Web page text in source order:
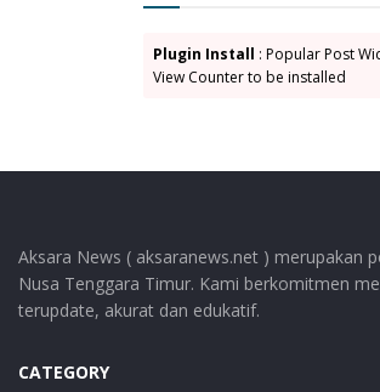
dengan pelaksanaan kegiatan ini
Tuntas Said Kopong
Plugin Install : Popular Post
View Counter to be installed
Aksara News ( aksaranews.net ) merupakan
Nusa Tenggara Timur. Kami berkomitmen
terupdate, akurat dan edukatif.
CATEGORY